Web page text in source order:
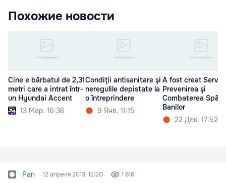
Похожие новости
Cine e bărbatul de 2,31
metri care a intrat într-
un Hyundai Accent
13 Мар. 16:36
Condiţii antisanitare şi
neregulile depistate la
o întreprindere
9 Янв. 11:15
A fost creat
Prevenirea şi
Combaterea
Banilor
22 Дек. 17:52
Pan 12 апреля 2013, 12:20 1 616